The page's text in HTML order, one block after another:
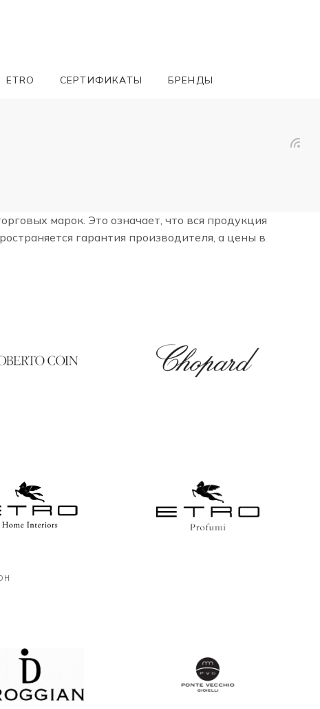
ETRO СЕРТИФИКАТЫ БРЕНДЫ
марок. Это означает, что вся продукция
гарантия производителя, а цены в